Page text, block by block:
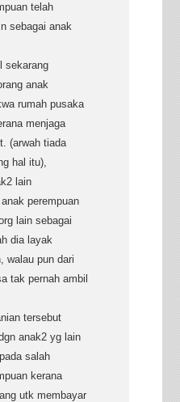
telah
sebagai anak
sekarang
anak
rumah pusaka
menjaga
(arwah tiada
hal itu),
lain
perempuan
lain sebagai
dia layak
walau pun dari
tak pernah ambil
tersebut
anak2 yg lain
salah
kerana
utk membayar